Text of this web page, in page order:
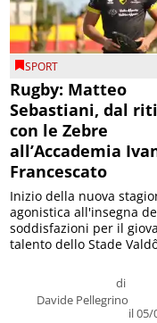
SPORT
Rugby: Matteo
Sebastiani, dal
con le Zebre
all’Accademia
Francescato
di
Davide Pellegrino
il 05/
Inizio della nuova
agonistica all'insegna
soddisfazioni per il
talento dello Stade